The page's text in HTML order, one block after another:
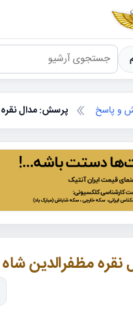
سکه شناسی
و پاسخ پرسش: مدال نقره
مظفرالدین شاه